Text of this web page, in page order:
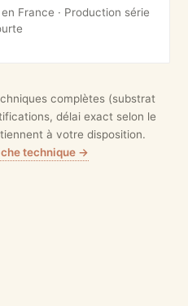
France · Production série
complètes (substrat
délai exact selon le
à votre disposition.
technique →